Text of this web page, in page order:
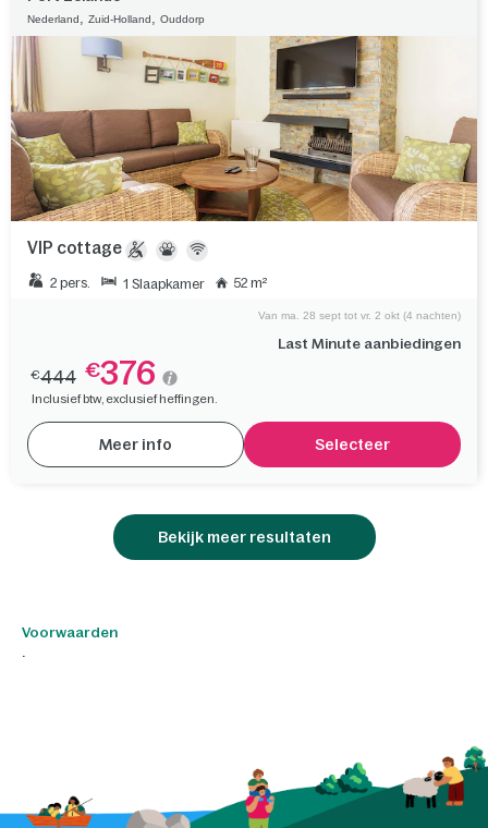
Nederland, Zuid-Holland, Ouddorp
VIP cottage
2 pers. 1 Slaapkamer 52 m²
Last Minute aanbiedingen
Van ma. 28 sept tot vr. 2 okt (4 nachten)
€444 €376
Inclusief btw, exclusief heffingen.
Meer info Selecteer
Bekijk meer resultaten
Voorwaarden
.